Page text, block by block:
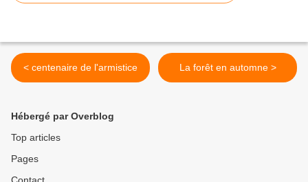
< centenaire de l'armistice La forêt en automne >
Hébergé par Overblog
Top articles
Pages